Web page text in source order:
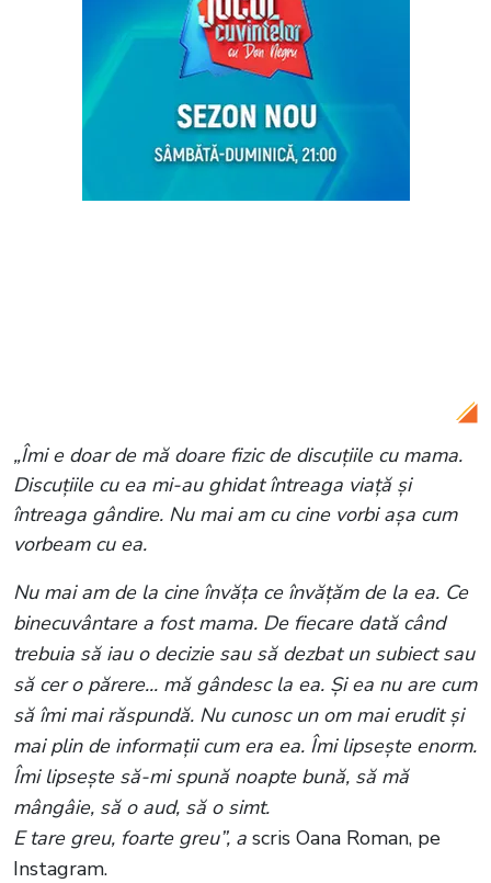
„Îmi e doar de mă doare fizic de discuțiile cu mama.
Discuțiile cu ea mi-au ghidat întreaga viață și
întreaga gândire. Nu mai am cu cine vorbi așa cum
vorbeam cu ea.
Nu mai am de la cine învăța ce învățăm de la ea. Ce
binecuvântare a fost mama. De fiecare dată când
trebuia să iau o decizie sau să dezbat un subiect sau
să cer o părere... mă gândesc la ea. Și ea nu are cum
să îmi mai răspundă. Nu cunosc un om mai erudit și
mai plin de informații cum era ea. Îmi lipsește enorm.
Îmi lipsește să-mi spună noapte bună, să mă
mângâie, să o aud, să o simt.
E tare greu, foarte greu”, a scris Oana Roman, pe
Instagram.